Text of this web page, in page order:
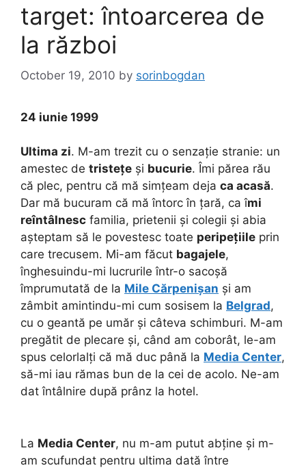
target: întoarcerea de
la război
October 19, 2010 by sorinbogdan
24 iunie 1999
Ultima zi. M-am trezit cu o senzație stranie: un
amestec de tristețe și bucurie. Îmi părea rău
că plec, pentru că mă simțeam deja ca acasă.
Dar mă bucuram că mă întorc în țară, ca îmi
reîntâlnesc familia, prietenii și colegii și abia
așteptam să le povestesc toate peripețiile prin
care trecusem. Mi-am făcut bagajele,
înghesuindu-mi lucrurile într-o sacoșă
împrumutată de la Mile Cărpenișan și am
zâmbit amintindu-mi cum sosisem la Belgrad,
cu o geantă pe umăr și câteva schimburi. M-am
pregătit de plecare și, când am coborât, le-am
spus celorlalți că mă duc până la Media Center,
să-mi iau rămas bun de la cei de acolo. Ne-am
dat întâlnire după prânz la hotel.
La Media Center, nu m-am putut abține și m-
am scufundat pentru ultima dată între